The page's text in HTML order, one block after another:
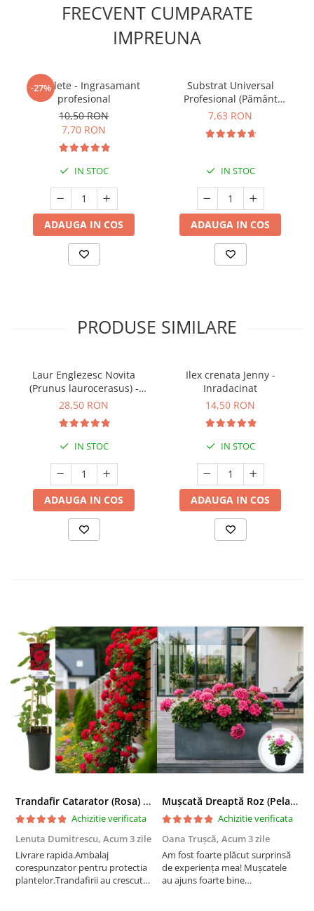
FRECVENT CUMPARATE
IMPREUNA
-27%
5 Tablete - Ingrasamant
profesional
10,50 RON
7,70 RON
IN STOC
ADAUGA IN COS
Substrat Universal
Profesional (Pământ
Premium) - 5 L
7,63 RON
IN STOC
ADAUGA IN COS
PRODUSE SIMILARE
Laur Englezesc Novita
(Prunus laurocerasus) -
40cm (P9)
28,50 RON
IN STOC
ADAUGA IN COS
Ilex crenata Jenny -
Inradacinat
14,50 RON
IN STOC
ADAUGA IN COS
Trandafir Catarator (Rosa) Red Climber - 75cm
Achizitie verificata
Lenuta Dumitrescu, Acum 3 zile
Livrare rapida.Ambalaj
corespunzator pentru protectia
plantelor.Trandafirii au crescut
Mușcată Dreaptă Roz (Pelargonium Zonale)
Achizitie verificata
Oana Trușcă, Acum 3 zile
Am fost foarte plăcut surprinsă
de experiența mea! Mușcatele
au ajuns foarte bine